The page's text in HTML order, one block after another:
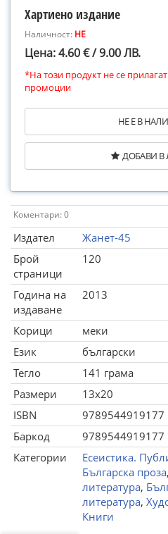
Хартиено издание
Наличност: НЕ
Цена: 4.60 € / 9.00 ЛВ.
*На този продукт не се
промоции
НЕ Е В
ДОБАВИ
Коментари: 0
Издател
Жанет-45
Брой
страници
120
Година на
издаване
2013
Корици
меки
Език
български
Тегло
141 грама
Размери
13x20
ISBN
9789544919177
Баркод
9789544919177
Категории
Есеистика.
Българска проза,
литература,
литература,
Книги